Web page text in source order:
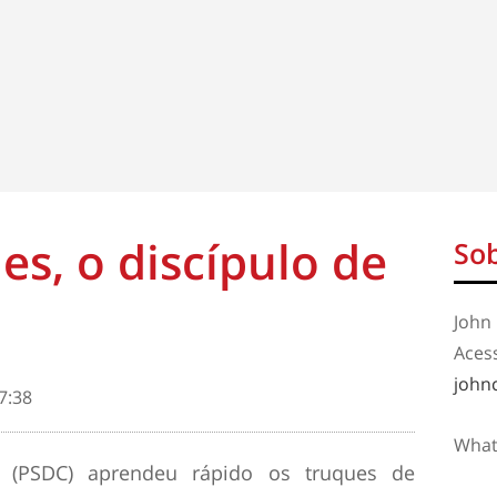
o discípulo de
aprendeu rápido os truques de